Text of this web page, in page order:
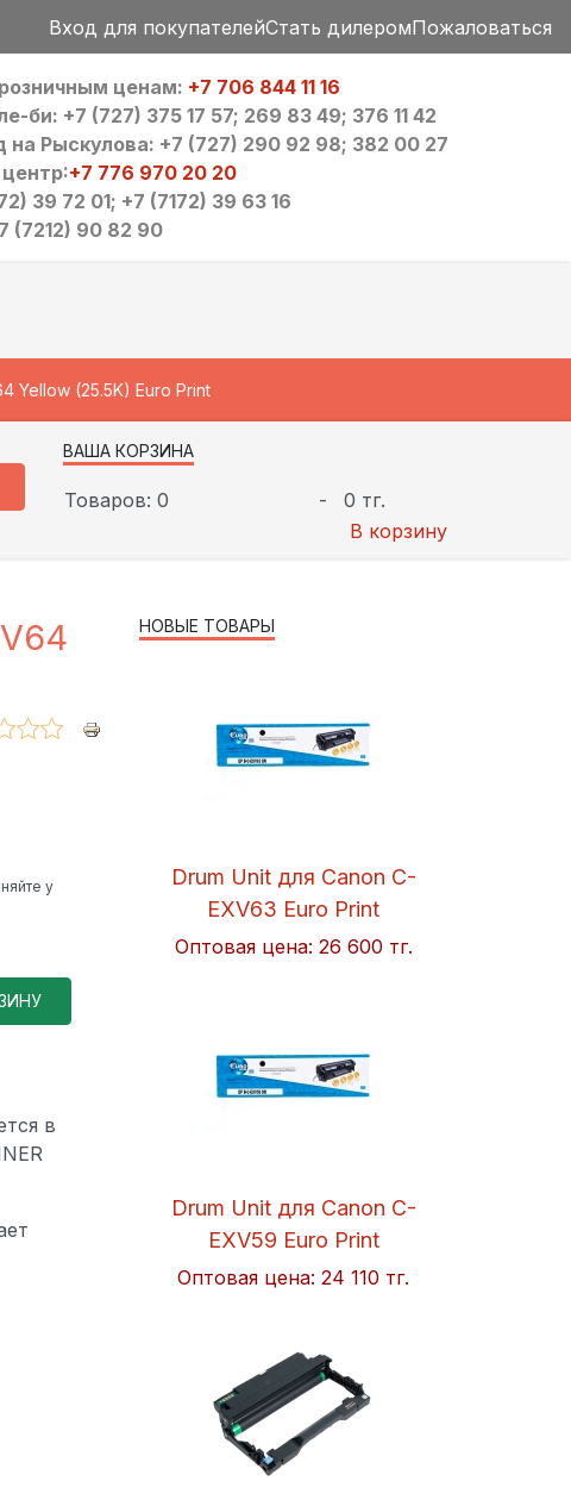
Вход для покупателейСтать дилеромПожаловаться
ценам: +7 706 844 11 16
би: +7 (727) 375 17 57; 269 83 49; 376 11 42
Рыскулова: +7 (727) 290 92 98; 382 00 27
+7 776 970 20 20
39 72 01; +7 (7172) 39 63 16
(7212) 90 82 90
Yellow (25.5K) Euro Print
ВАША КОРЗИНА
Товаров: 0 -
0 тг.
В корзину
у
в
НОВЫЕ ТОВАРЫ
Drum Unit для Canon C-
EXV63 Euro Print
Оптовая цена: 26 600 тг.
Drum Unit для Canon C-
EXV59 Euro Print
Оптовая цена:24 110 тг.